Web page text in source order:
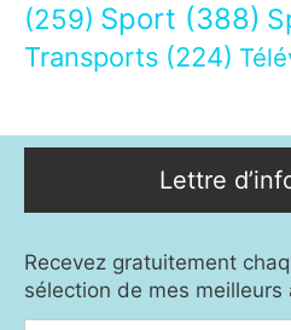
(259) Sport (388)
Transports (224)
Lettre
Recevez gratuitement
sélection de mes meilleurs